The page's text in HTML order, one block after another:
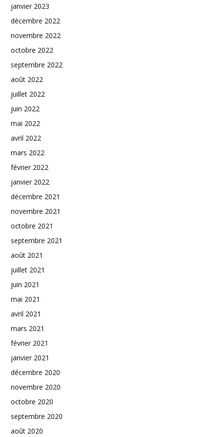
janvier 2023
décembre 2022
novembre 2022
octobre 2022
septembre 2022
août 2022
juillet 2022
juin 2022
mai 2022
avril 2022
mars 2022
février 2022
janvier 2022
décembre 2021
novembre 2021
octobre 2021
septembre 2021
août 2021
juillet 2021
juin 2021
mai 2021
avril 2021
mars 2021
février 2021
janvier 2021
décembre 2020
novembre 2020
octobre 2020
septembre 2020
août 2020